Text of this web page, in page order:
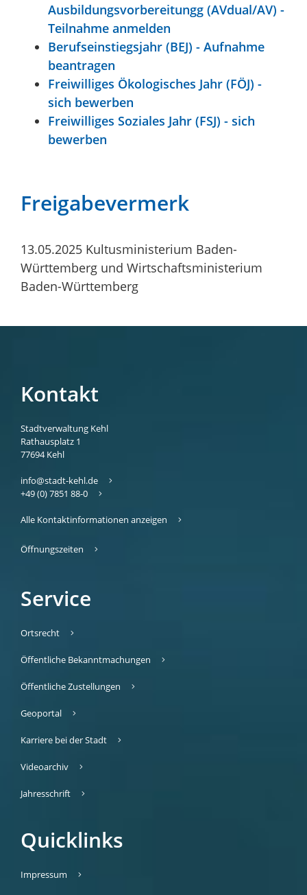
Ausbildungsvorbereitungg (AVdual/AV) -
Teilnahme anmelden
Berufseinstiegsjahr (BEJ) - Aufnahme
beantragen
Freiwilliges Ökologisches Jahr (FÖJ) -
sich bewerben
Freiwilliges Soziales Jahr (FSJ) - sich
bewerben
Freigabevermerk
13.05.2025 Kultusministerium Baden-
Württemberg und Wirtschaftsministerium
Baden-Württemberg
Kontakt
Stadtverwaltung Kehl
Rathausplatz 1
77694 Kehl
info@stadt-kehl.de
+49 (0) 7851 88-0
Alle Kontaktinformationen anzeigen
Öffnungszeiten
Service
Ortsrecht
Öffentliche Bekanntmachungen
Öffentliche Zustellungen
Geoportal
Karriere bei der Stadt
Videoarchiv
Jahresschrift
Quicklinks
Impressum